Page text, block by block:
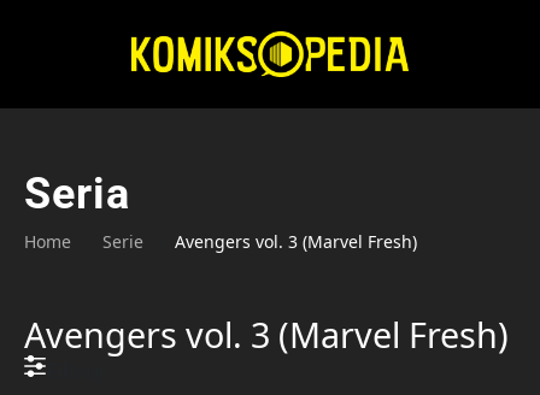
Seria
Home Serie Avengers vol. 3 (Marvel Fresh)
Avengers vol. 3 (Marvel Fresh)